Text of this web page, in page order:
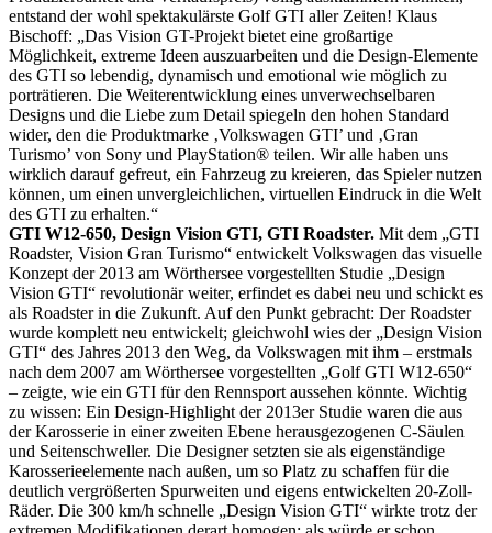
entstand der wohl spektakulärste Golf GTI aller Zeiten! Klaus
Bischoff: „Das Vision GT-Projekt bietet eine großartige
Möglichkeit, extreme Ideen auszuarbeiten und die Design-Elemente
des GTI so lebendig, dynamisch und emotional wie möglich zu
porträtieren. Die Weiterentwicklung eines unverwechselbaren
Designs und die Liebe zum Detail spiegeln den hohen Standard
wider, den die Produktmarke ‚Volkswagen GTI’ und ‚Gran
Turismo’ von Sony und PlayStation® teilen. Wir alle haben uns
wirklich darauf gefreut, ein Fahrzeug zu kreieren, das Spieler nutzen
können, um einen unvergleichlichen, virtuellen Eindruck in die Welt
des GTI zu erhalten.“
GTI W12-650, Design Vision GTI, GTI Roadster. Mit dem „GTI
Roadster, Vision Gran Turismo“ entwickelt Volkswagen das visuelle
Konzept der 2013 am Wörthersee vorgestellten Studie „Design
Vision GTI“ revolutionär weiter, erfindet es dabei neu und schickt es
als Roadster in die Zukunft. Auf den Punkt gebracht: Der Roadster
wurde komplett neu entwickelt; gleichwohl wies der „Design Vision
GTI“ des Jahres 2013 den Weg, da Volkswagen mit ihm – erstmals
nach dem 2007 am Wörthersee vorgestellten „Golf GTI W12-650“
– zeigte, wie ein GTI für den Rennsport aussehen könnte. Wichtig
zu wissen: Ein Design-Highlight der 2013er Studie waren die aus
der Karosserie in einer zweiten Ebene herausgezogenen C-Säulen
und Seitenschweller. Die Designer setzten sie als eigenständige
Karosserieelemente nach außen, um so Platz zu schaffen für die
deutlich vergrößerten Spurweiten und eigens entwickelten 20-Zoll-
Räder. Die 300 km/h schnelle „Design Vision GTI“ wirkte trotz der